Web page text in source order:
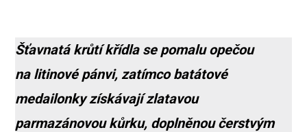
Šťavnatá krůtí křídla se pomalu opečou
na litinové pánvi, zatímco batátové
medailonky získávají zlatavou
parmazánovou kůrku, doplněnou čerstvým